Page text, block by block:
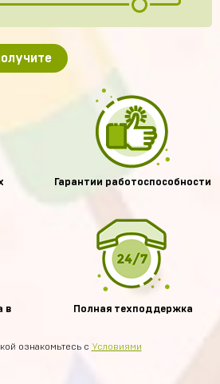
Гарантии работоспособности
в
Полная техподдержка
ознакомьтесь с Условиями